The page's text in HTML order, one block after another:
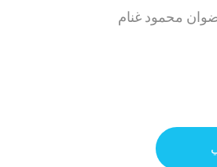
محمود غنام